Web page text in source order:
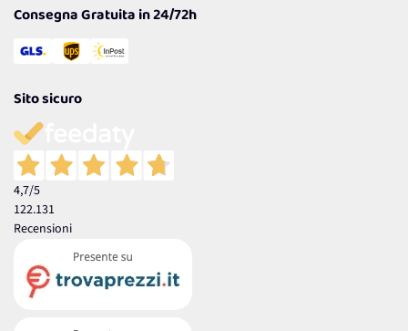
Consegna Gratuita in 24/72h
Sito sicuro
4,7/5
122.131
Recensioni